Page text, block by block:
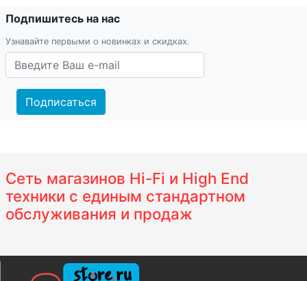
Подпишитесь на нас
Узнавайте первыми о новинках и скидках.
Подписаться
Сеть магазинов Hi-Fi и High End
техники с единым стандартном
обслуживания и продаж